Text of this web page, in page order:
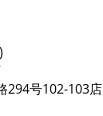
294号102-103店